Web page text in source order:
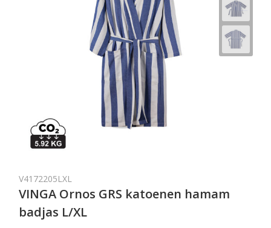
V4172205LXL
VINGA Ornos GRS katoenen hamam
badjas L/XL